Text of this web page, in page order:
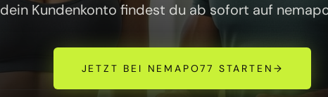
dein Kundenkonto findest du ab sofort auf
JETZT BEI NEMAPO77 STARTEN →